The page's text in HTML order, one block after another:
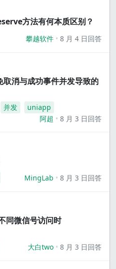
方法有何本质区别？
攀越软件 8 月 4 日回答
消与成功事件并发导致的
并发
uniapp
阿超
8 月 3 日回答
MingLab 8 月 3 日回答
同微信号访问时
大白two 8 月 3 日回答